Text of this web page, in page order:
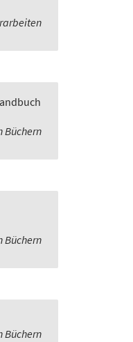
Büchern
Büchern
Büchern